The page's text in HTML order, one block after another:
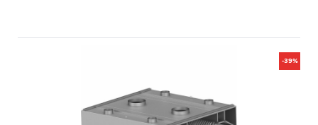
-39%